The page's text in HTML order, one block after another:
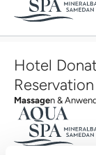
Hotel
Reservation
Massagen & Anwendungen